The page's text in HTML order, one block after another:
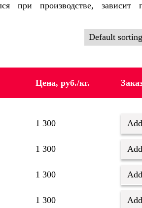
при производстве, зависит
Цена, руб./кг.
1 300
1 300
1 300
1 300